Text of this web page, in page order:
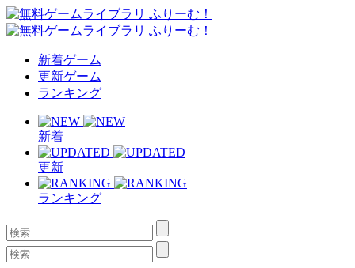
新着ゲーム
更新ゲーム
ランキング
新着
更新
ランキング